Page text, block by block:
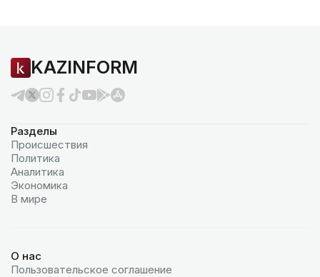
KAZINFORM
Разделы
Происшествия
Политика
Аналитика
Экономика
В мире
О нас
Пользовательское соглашение